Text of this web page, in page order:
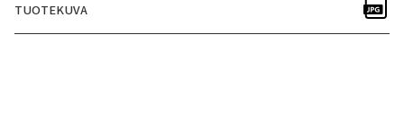
TUOTEKUVA